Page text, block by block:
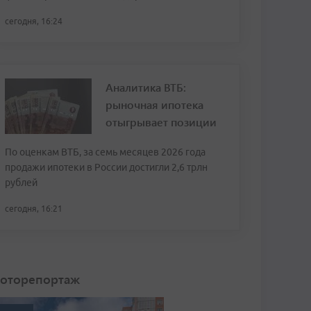
сегодня, 16:24
Аналитика ВТБ:
рыночная ипотека
отыгрывает позиции
По оценкам ВТБ, за семь месяцев 2026 года
продажи ипотеки в России достигли 2,6 трлн
рублей
сегодня, 16:21